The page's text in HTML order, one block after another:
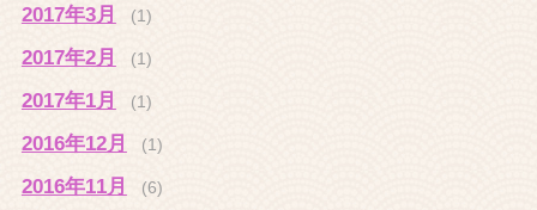
2017年3月 (1)
2017年2月 (1)
2017年1月 (1)
2016年12月 (1)
2016年11月 (6)